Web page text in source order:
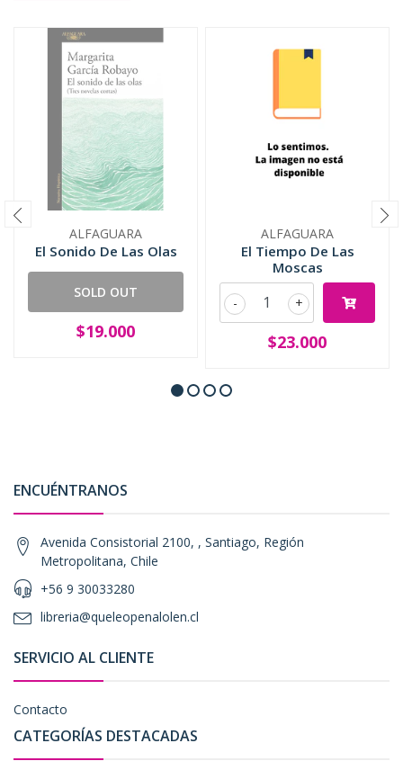
ALFAGUARA
El Sonido De Las Olas
SOLD OUT
$19.000
ALFAGUARA
El Tiempo De Las
Moscas
+
-
$23.000
ENCUÉNTRANOS
Avenida Consistorial 2100, , Santiago, Región
Metropolitana, Chile
+56 9 30033280
libreria@queleopenalolen.cl
SERVICIO AL CLIENTE
Contacto
CATEGORÍAS DESTACADAS